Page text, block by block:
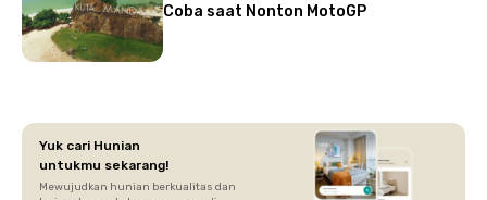
Coba saat Nonton MotoGP
Yuk cari Hunian
untukmu sekarang!
Mewujudkan hunian berkualitas dan